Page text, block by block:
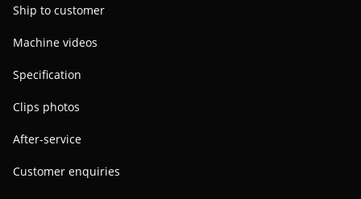
Ship to customer
Machine videos
Specification
Clips photos
After-service
Customer enquiries